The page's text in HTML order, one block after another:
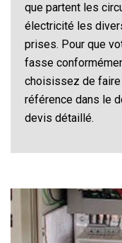
que partent les
électricité les
prises. Pour que
fasse
choisissez de faire
référence dans le
devis détaillé.